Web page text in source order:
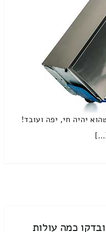
יהיה חי, יפה ועובד!
[…]
כמה עולות